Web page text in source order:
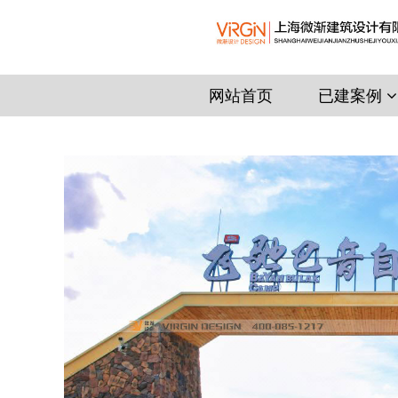
网站首页 已建案例